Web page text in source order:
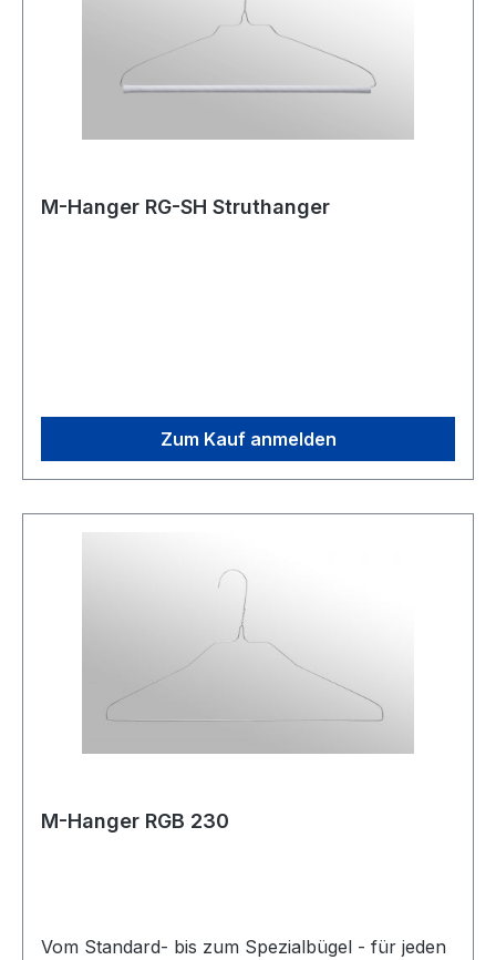
M-Hanger RG-SH Struthanger
Zum Kauf anmelden
M-Hanger RGB 230
Vom Standard- bis zum Spezialbügel - für jeden